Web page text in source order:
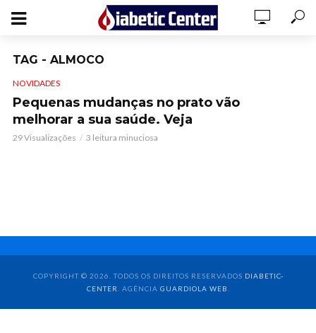
TAG - ALMOCO
NOVIDADES
Pequenas mudanças no prato vão
melhorar a sua saúde. Veja
29 Visualizações 3 leitura minuciosa
COPYRIGHT © 2026. TODOS OS DIREITOS RESERVADOS DIABETIC-
CENTER
. AGÊNCIA GUARDIOLA WEB